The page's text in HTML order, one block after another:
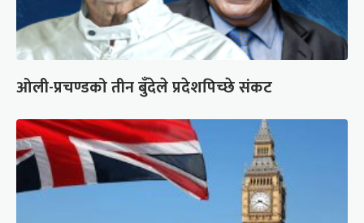
ओली-प्रचण्डको तीन बुँदेले प्रदेशपिच्छे संकट